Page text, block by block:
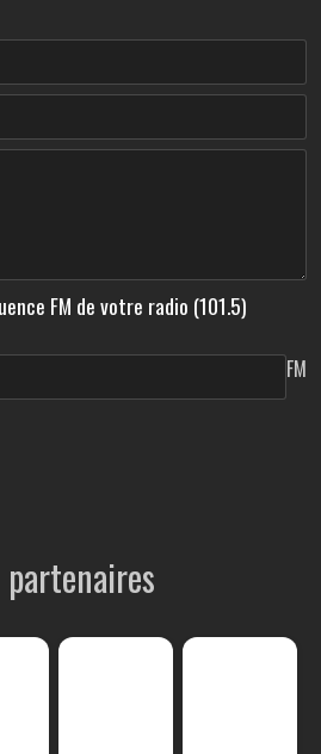
FM de votre radio (101.5)
FM
partenaires